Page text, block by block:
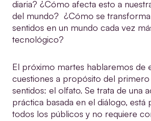
diaria? ¿Cómo afecta esto a
del mundo? ¿Cómo se
sentidos en un mundo cada vez
tecnológico?
El próximo martes hablaremos de
cuestiones a propósito del
sentidos: el olfato. Se trata de una
práctica basada en el diálogo, está
todos los públicos y no requiere